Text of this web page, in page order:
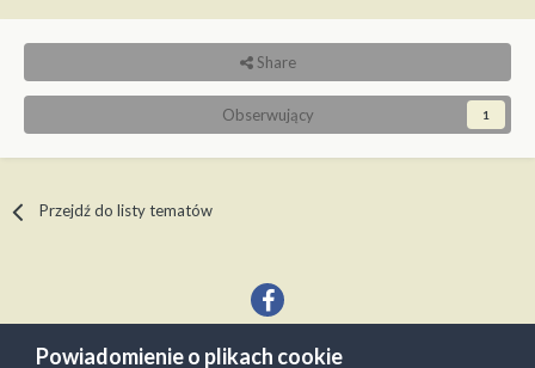
Share
Obserwujący 1
Przejdź do listy tematów
Język Kontakt
Powiadomienie o plikach cookie